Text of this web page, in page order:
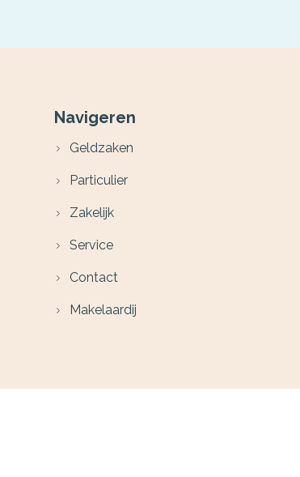
Navigeren
Geldzaken
Particulier
Zakelijk
Service
Contact
Makelaardij